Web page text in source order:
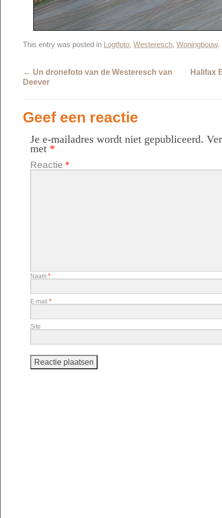
This entry was posted in Logtfoto, Westeresch, Woningbouw.
← Un dronefoto van de Westeresch van
Deever
Halifax
Geef een reactie
Je e-mailadres wordt niet gepubliceerd.
met *
Reactie *
Naam *
E-mail *
Site